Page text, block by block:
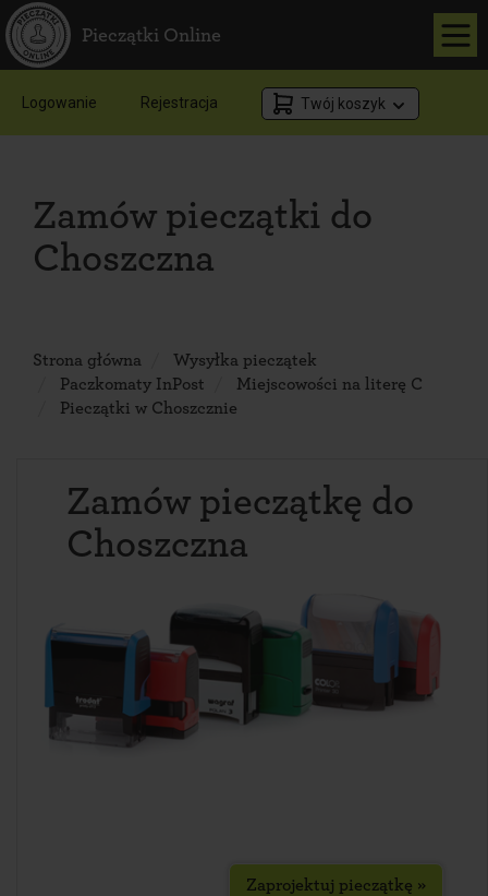
Pieczątki Online
Logowanie Rejestracja Twój koszyk
Zamów pieczątki do
Choszczna
Strona główna
Wysyłka pieczątek
Paczkomaty InPost
Miejscowości na literę C
Pieczątki w Choszcznie
Zamów pieczątkę do
Choszczna
Zaprojektuj pieczątkę »